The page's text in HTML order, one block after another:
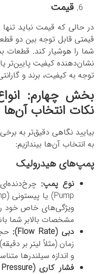
قیمت
در حالی که قیمت نباید
قیمتی قابل توجه بین دو
شما را هوشیار کند. قطعات
نشان‌دهنده کیفیت پایین‌تر
توجه به کیفیت، برند و
بخش چهارم:
نکات انتخاب آن‌ها
بیایید نگاهی دقیق‌تر به
به انتخاب آن‌ها بیندازیم:
پمپ‌های هیدرولیک
نوع پمپ:
ویژگی‌های خاص خود
مشخصات بالابر شما
دبی (Flow Rate
):
زمان (مثلاً لیتر بر
و اندازه سیلندرها
فشار کاری (